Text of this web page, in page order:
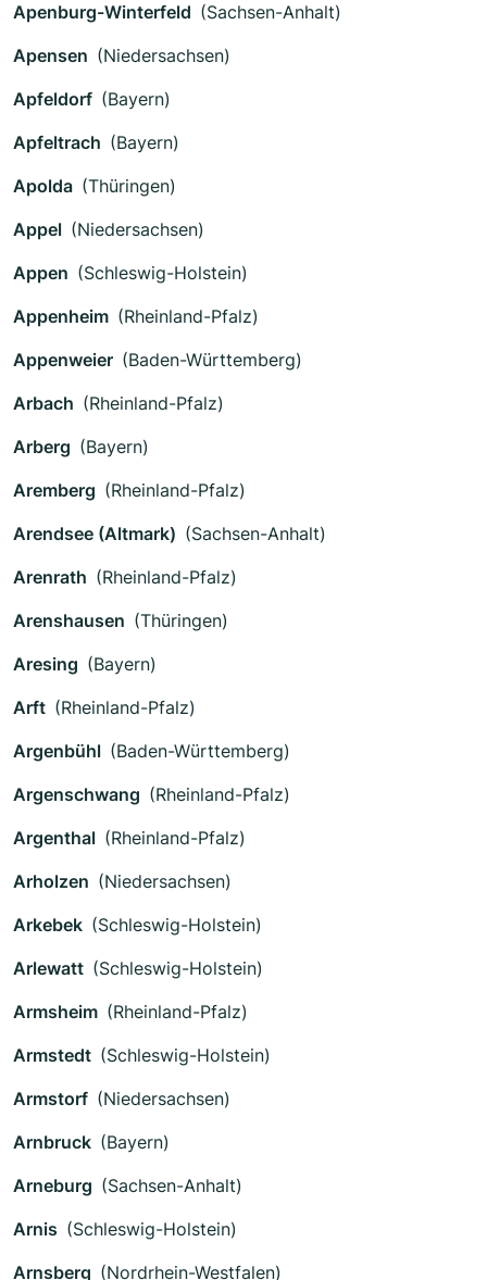
Apenburg-Winterfeld (Sachsen-Anhalt)
Apensen (Niedersachsen)
Apfeldorf (Bayern)
Apfeltrach (Bayern)
Apolda (Thüringen)
Appel (Niedersachsen)
Appen (Schleswig-Holstein)
Appenheim (Rheinland-Pfalz)
Appenweier (Baden-Württemberg)
Arbach (Rheinland-Pfalz)
Arberg (Bayern)
Aremberg (Rheinland-Pfalz)
Arendsee (Altmark) (Sachsen-Anhalt)
Arenrath (Rheinland-Pfalz)
Arenshausen (Thüringen)
Aresing (Bayern)
Arft (Rheinland-Pfalz)
Argenbühl (Baden-Württemberg)
Argenschwang (Rheinland-Pfalz)
Argenthal (Rheinland-Pfalz)
Arholzen (Niedersachsen)
Arkebek (Schleswig-Holstein)
Arlewatt (Schleswig-Holstein)
Armsheim (Rheinland-Pfalz)
Armstedt (Schleswig-Holstein)
Armstorf (Niedersachsen)
Arnbruck (Bayern)
Arneburg (Sachsen-Anhalt)
Arnis (Schleswig-Holstein)
Arnsberg (Nordrhein-Westfalen)